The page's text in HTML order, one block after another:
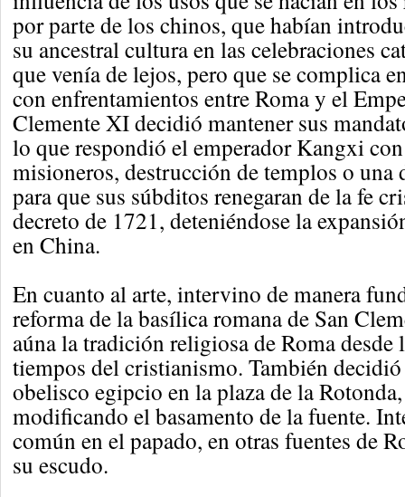
por parte de los chinos, que habían
su ancestral cultura en las celebraciones
que venía de lejos, pero que se complica
con enfrentamientos entre Roma y el
Clemente XI decidió mantener sus
lo que respondió el emperador Kangxi
misioneros, destrucción de templos o una
para que sus súbditos renegaran de la fe
decreto de 1721, deteniéndose la
en China.
En cuanto al arte, intervino de manera
reforma de la basílica romana de San
aúna la tradición religiosa de Roma desde
tiempos del cristianismo. También
obelisco egipcio en la plaza de la
modificando el basamento de la fuente.
común en el papado, en otras fuentes de
su escudo.